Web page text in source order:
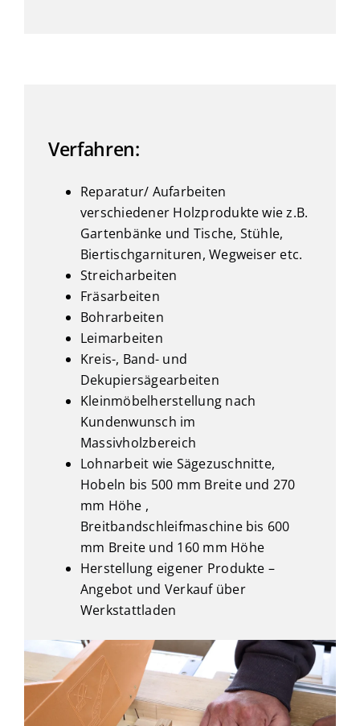
Verfahren:
Reparatur/ Aufarbeiten
verschiedener Holzprodukte wie z.B.
Gartenbänke und Tische, Stühle,
Biertischgarnituren, Wegweiser etc.
Streicharbeiten
Fräsarbeiten
Bohrarbeiten
Leimarbeiten
Kreis-, Band- und
Dekupiersägearbeiten
Kleinmöbelherstellung nach
Kundenwunsch im
Massivholzbereich
Lohnarbeit wie Sägezuschnitte,
Hobeln bis 500 mm Breite und 270
mm Höhe ,
Breitbandschleifmaschine bis 600
mm Breite und 160 mm Höhe
Herstellung eigener Produkte –
Angebot und Verkauf über
Werkstattladen